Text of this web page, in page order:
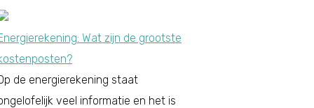
Wat zijn de grootste
de energierekening staat
veel informatie en het is